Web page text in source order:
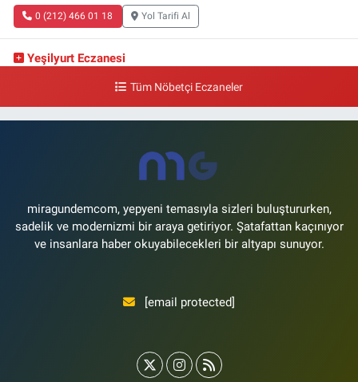
0 (212) 466 01 18 Yol Tarifi Al
Yeşilyurt Eczanesi
Şenlikköy Mahallesi Eski Halkalı Caddesi 33 Akvaryum Yanı Akua Florya
0 (212) 574 24 20
Tüm Nöbetçi Eczaneler
miragundemcom, yepyeni temasıyla sizleri buluştururken,
sadelik ve modernizmi bir araya getiriyor. Şatafattan kaçınıyor
ve insanlara haber okuyabilecekleri bir altyapı sunuyor.
[email protected]